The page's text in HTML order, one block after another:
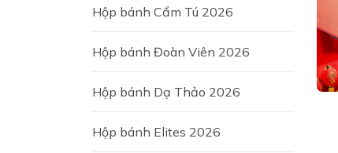
Hộp bánh Cẩm Tú 2026
Hộp bánh Đoàn Viên 2026
Hộp bánh Dạ Thảo 2026
Hộp bánh Elites 2026